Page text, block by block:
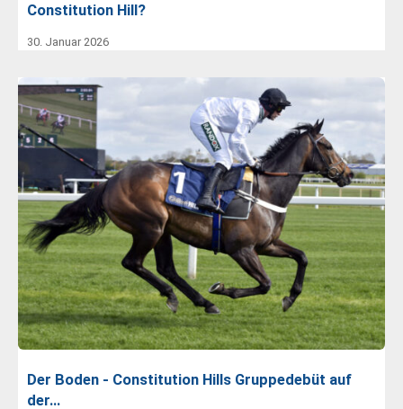
Constitution Hill?
30. Januar 2026
Der Boden - Constitution Hills Gruppedebüt auf
der…